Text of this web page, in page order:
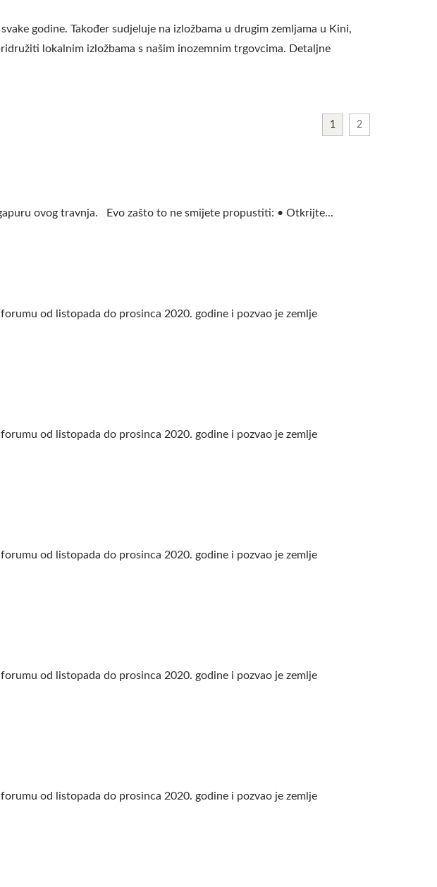
godine. Također sudjeluje na izložbama u drugim zemljama u Kini,
lokalnim izložbama s našim inozemnim trgovcima. Detaljne
1 2
ovog travnja. Evo zašto to ne smijete propustiti: • Otkrijte...
od listopada do prosinca 2020. godine i pozvao je zemlje
od listopada do prosinca 2020. godine i pozvao je zemlje
od listopada do prosinca 2020. godine i pozvao je zemlje
od listopada do prosinca 2020. godine i pozvao je zemlje
od listopada do prosinca 2020. godine i pozvao je zemlje